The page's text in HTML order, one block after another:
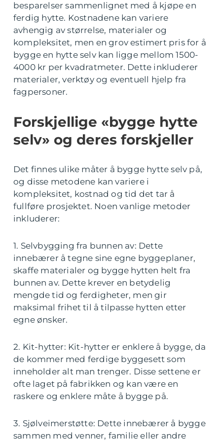
besparelser sammenlignet med å kjøpe en
ferdig hytte. Kostnadene kan variere
avhengig av størrelse, materialer og
kompleksitet, men en grov estimert pris for å
bygge en hytte selv kan ligge mellom 1500-
4000 kr per kvadratmeter. Dette inkluderer
materialer, verktøy og eventuell hjelp fra
fagpersoner.
Forskjellige «bygge hytte
selv» og deres forskjeller
Det finnes ulike måter å bygge hytte selv på,
og disse metodene kan variere i
kompleksitet, kostnad og tid det tar å
fullføre prosjektet. Noen vanlige metoder
inkluderer:
1. Selvbygging fra bunnen av: Dette
innebærer å tegne sine egne byggeplaner,
skaffe materialer og bygge hytten helt fra
bunnen av. Dette krever en betydelig
mengde tid og ferdigheter, men gir
maksimal frihet til å tilpasse hytten etter
egne ønsker.
2. Kit-hytter: Kit-hytter er enklere å bygge, da
de kommer med ferdige byggesett som
inneholder alt man trenger. Disse settene er
ofte laget på fabrikken og kan være en
raskere og enklere måte å bygge på.
3. Sjølveimerstøtte: Dette innebærer å bygge
sammen med venner, familie eller andre